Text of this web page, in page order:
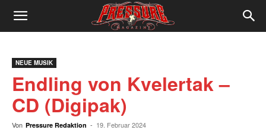
Pressure
Musikmagazin
NEUE MUSIK
Endling von Kvelertak –
CD (Digipak)
Von Pressure Redaktion - 19. Februar 2024